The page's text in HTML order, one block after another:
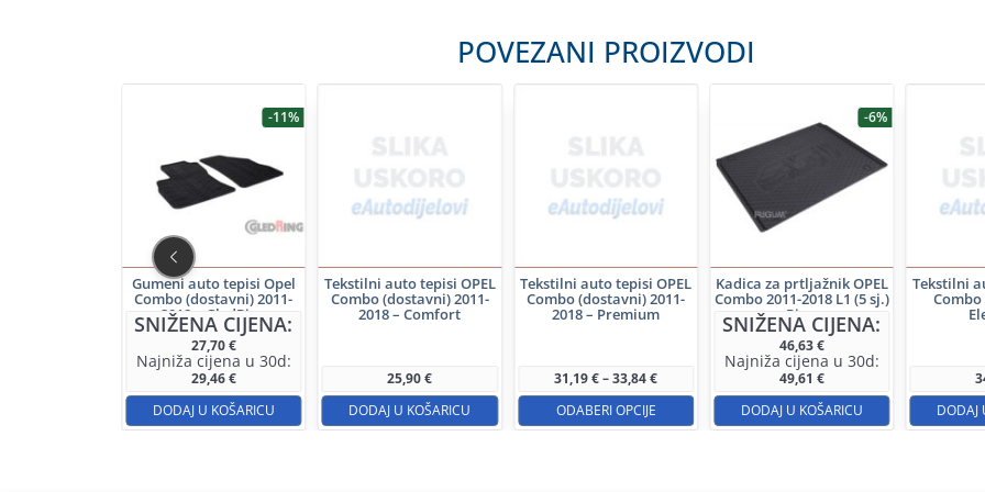
POVEZANI PROIZVODI
-11%
Gumeni auto tepisi Opel
Combo (dostavni) 2011-
2018 – GledRing
SNIŽENA CIJENA:
27,70€
Najniža cijena u 30d:
29,46€
DODAJ U KOŠARICU
Tekstilni auto tepisi OPEL
Combo (dostavni) 2011-
2018 – Comfort
25,90€
DODAJ U KOŠARICU
Tekstilni auto tepisi OPEL
Combo (dostavni) 2011-
2018 – Premium
31,19€–33,84€Raspon
cijena:
31,19 €
ODABERI OPCIJE
proizvod
ima
više
-6%
Kadica za prtljažnik OPEL
Combo 2011-2018 L1 (5 sj.)
– Rigum
SNIŽENA CIJENA:
46,63€
Najniža cijena u 30d:
49,61 €
DODAJ U KOŠARICU
Tekstilni
Combo
DODAJ